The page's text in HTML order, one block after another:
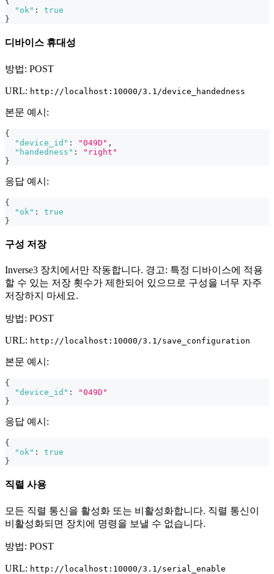
"ok" :
true
}
디바이스 휴대성
방법: POST
URL: http://localhost:10000/3.1/device_handedness
본문 예시:
{
"device_id" : "049D" ,
"handedness" :
"right"
}
응답 예시:
{
"ok" :
true
}
구성 저장
Inverse3 장치에서만 작동합니다. 경고: 특정 디바이스에 적용
할 수 있는 저장 횟수가 제한되어 있으므로 구성을 너무 자주
저장하지 마세요.
방법: POST
URL: http://localhost:10000/3.1/save_configuration
본문 예시:
{
"device_id" :
"049D"
}
응답 예시:
{
"ok" :
true
}
직렬 사용
모든 직렬 통신을 활성화 또는 비활성화합니다. 직렬 통신이
비활성화되면 장치에 명령을 보낼 수 없습니다.
방법: POST
URL: http://localhost:10000/3.1/serial_enable